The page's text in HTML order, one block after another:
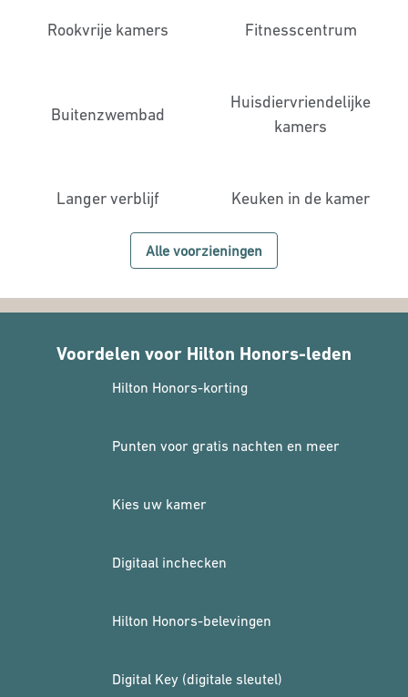
Rookvrije kamers Fitness­centrum
Buitenzwembad
Huisdier­vriendelijke
kamers
Langer verblijf Keuken in de kamer
Alle voorzieningen
Voordelen voor Hilton Honors-leden
Hilton Honors-korting
Punten voor gratis nachten en meer
Kies uw kamer
Digitaal inchecken
Hilton Honors-belevingen
Digital Key (digitale sleutel)